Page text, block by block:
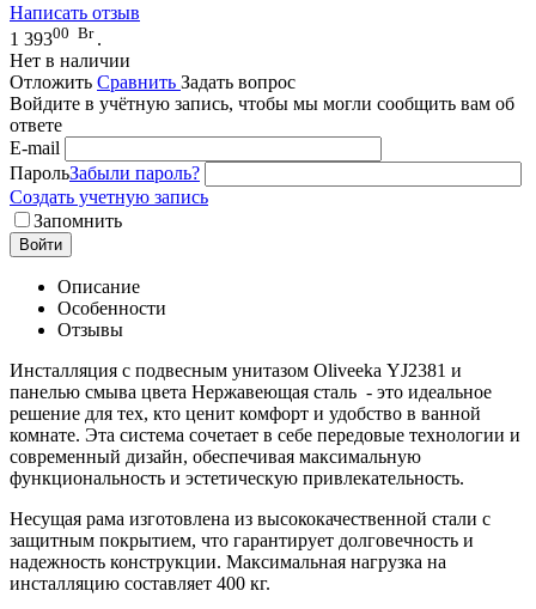
Написать отзыв
1 39300 Br .
Нет в наличии
Отложить Сравнить Задать вопрос
Войдите в учётную запись, чтобы мы могли сообщить вам об
ответе
E-mail
ПарольЗабыли пароль?
Создать учетную запись
Запомнить
Войти
Описание
Особенности
Отзывы
Инсталляция с подвесным унитазом Oliveeka YJ2381 и
панелью смыва цвета Нержавеющая сталь - это идеальное
решение для тех, кто ценит комфорт и удобство в ванной
комнате. Эта система сочетает в себе передовые технологии и
современный дизайн, обеспечивая максимальную
функциональность и эстетическую привлекательность.
Несущая рама изготовлена из высококачественной стали с
защитным покрытием, что гарантирует долговечность и
надежность конструкции. Максимальная нагрузка на
инсталляцию составляет 400 кг.